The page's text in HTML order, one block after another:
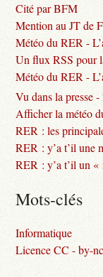
Cité par BFM
Mention au JT de
Météo du RER -
Un flux RSS pour
Météo du RER -
Vu dans la presse -
Afficher la météo
RER : les
RER : y’a t’il une
RER : y’a t’il un
Mots-clés
Informatique
Licence CC - by-